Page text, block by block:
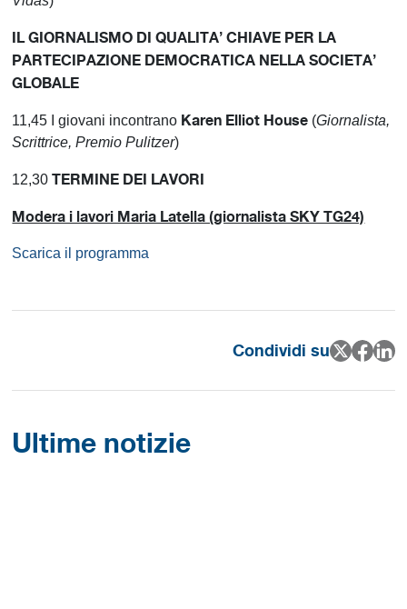
IL GIORNALISMO DI QUALITA’ CHIAVE PER LA
PARTECIPAZIONE DEMOCRATICA NELLA SOCIETA’
GLOBALE
11,45 I giovani incontrano Karen Elliot House (Giornalista,
Scrittrice, Premio Pulitzer)
12,30TERMINE DEI LAVORI
Modera i lavori Maria Latella (giornalista SKY TG24)
Scarica il programma
Condividi su
Ultime notizie